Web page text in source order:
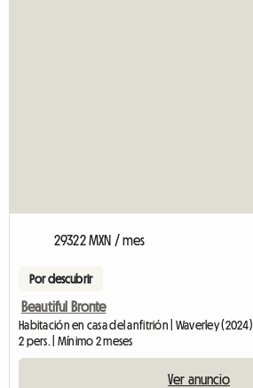
29322 MXN / mes
Por descubrir
Beautiful Bronte
Habitación en casa del anfitrión | Waverley (2024)
2 pers. | Mínimo 2 meses
Ver anuncio